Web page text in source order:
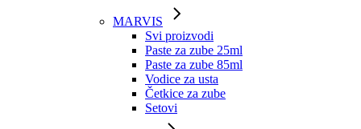
MARVIS
Svi proizvodi
Paste za zube 25ml
Paste za zube 85ml
Vodice za usta
Četkice za zube
Setovi